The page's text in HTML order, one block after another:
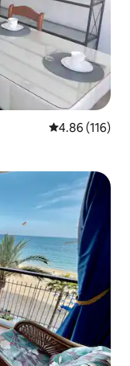
औसत रेटिंग 5 में से
4.86 (116)